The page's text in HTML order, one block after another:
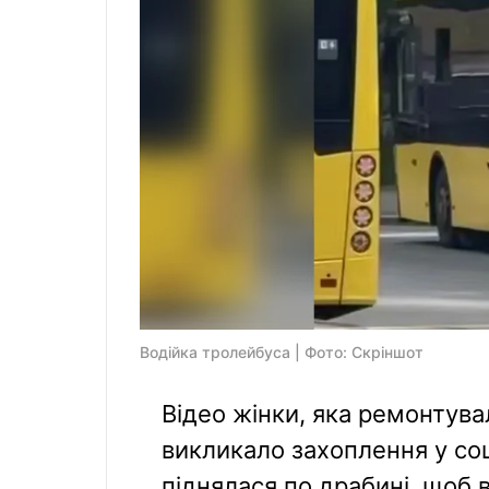
Водійка тролейбуса | Фото: Скріншот
Відео жінки, яка
викликало захоплення у